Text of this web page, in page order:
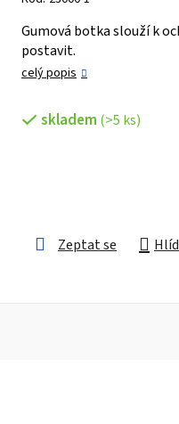
0,0
z 5
hvězdiček.
Gumová botka slouží k
postavit.
celý popis
skladem (>5 ks)
Zeptat se